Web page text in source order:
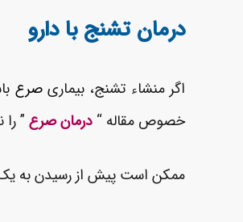
درمان تشنج با دارو
اگر منشاء تشنج، بیماریصرع
خصوص مقاله “ درمان صرع ”
ممکن است پیش از رسیدن به یک